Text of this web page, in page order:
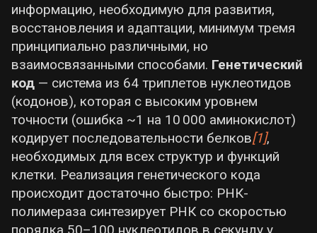
Тем не менее, завершение строительства
трассы Р-280 (коридор в Крым) повысило
пропускную способность до 25 тыс. авто в
сутки, что улучшает торговые связи.
Железнодорожное сообщениедействует
по ограниченным маршрутам (около 600
км путей, часть не электрифицирована),
морские портыСкадовска и Геническа
пока используются лишь на 10–20% из-за
соображений безопасности. Обновление
автопарка коммерческой техники идёт с
помощью госпрограмм — малый бизнес
информацию, необходимую для развития,
восстановления и адаптации, минимум тремя
принципиально различными, но
взаимосвязанными способами. Генетический
код — система из 64 триплетов нуклеотидов
(кодонов), которая с высоким уровнем
точности (ошибка ~1 на 10 000 аминокислот)
кодирует последовательности белков[1],
необходимых для всех структур и функций
клетки. Реализация генетического кода
происходит достаточно быстро: РНК-
полимераза синтезирует РНК со скоростью